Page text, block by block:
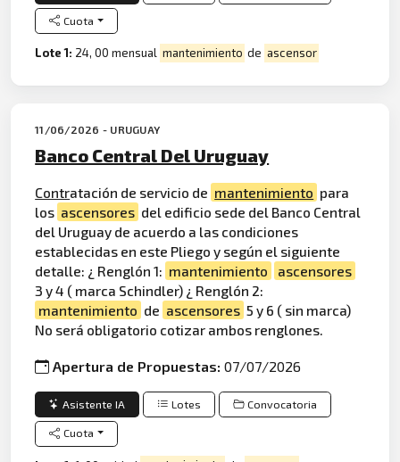
Cuota
Lote 1: 24, 00 mensual mantenimiento de ascensor
11/06/2026 - URUGUAY
Banco Central Del Uruguay
Contratación de servicio de mantenimiento para
los ascensores del edificio sede del Banco Central
del Uruguay de acuerdo a las condiciones
establecidas en este Pliego y según el siguiente
detalle: ¿ Renglón 1: mantenimiento
ascensores
3 y 4 ( marca Schindler) ¿ Renglón 2:
mantenimiento de ascensores 5 y 6 ( sin marca)
No será obligatorio cotizar ambos renglones.
Apertura de Propuestas:07/07/2026
Asistente IA Lotes Convocatoria
Cuota